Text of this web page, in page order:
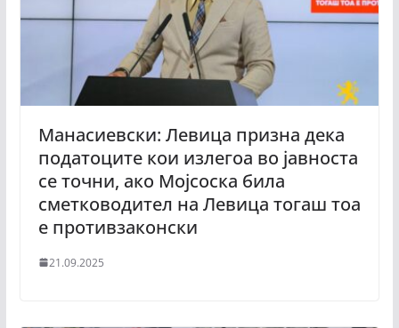
Манасиевски: Левица призна дека
податоците кои излегоа во јавноста
се точни, ако Мојсоска била
сметководител на Левица тогаш тоа
е противзаконски
21.09.2025